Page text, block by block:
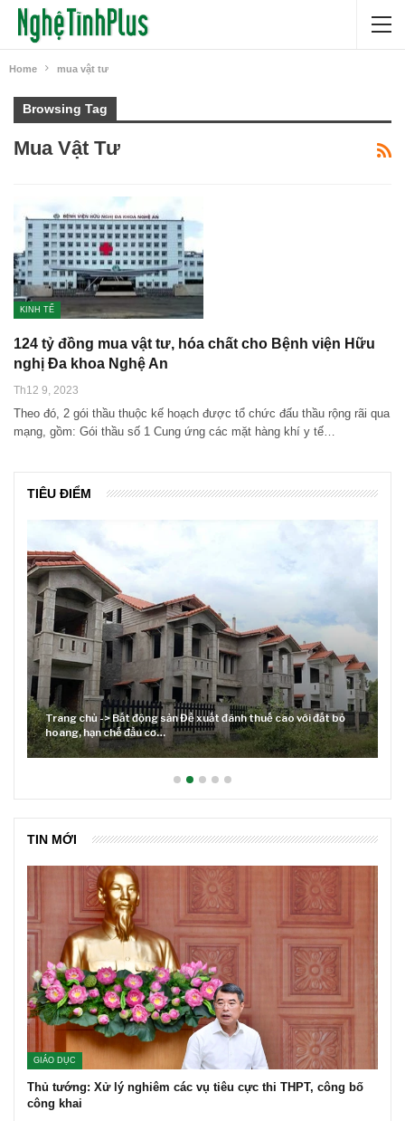
Home mua vật tư
Browsing Tag
Mua Vật Tư
KINH TẾ
124 tỷ đồng mua vật tư, hóa chất cho Bệnh viện Hữu
nghị Đa khoa Nghệ An
Th12 9, 2023
Theo đó, 2 gói thầu thuộc kế hoạch được tổ chức đấu thầu rộng rãi qua
mạng, gồm: Gói thầu số 1 Cung ứng các mặt hàng khí y tế…
TIÊU ĐIỂM
Trang chủ -> Bất động sản Đề xuất đánh thuế cao với đất bỏ
hoang, hạn chế đầu cơ…
TIN MỚI
GIÁO DỤC
Thủ tướng: Xử lý nghiêm các vụ tiêu cực thi THPT, công bố
công khai